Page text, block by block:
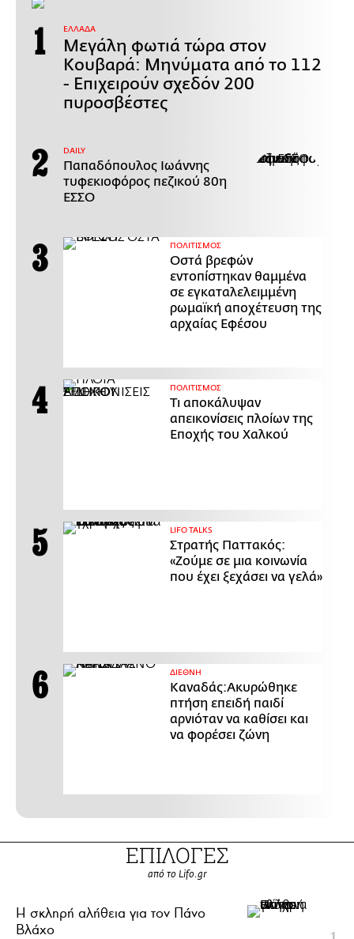
ΕΛΛΑΔΑ
Μεγάλη φωτιά τώρα στον
Κουβαρά: Μηνύματα από το 112
- Επιχειρούν σχεδόν 200
πυροσβέστες
DAILY
Παπαδόπουλος Ιωάννης
τυφεκιοφόρος πεζικού 80η
ΕΣΣΟ
ΠΟΛΙΤΙΣΜΟΣ
Οστά βρεφών
εντοπίστηκαν θαμμένα
σε εγκαταλελειμμένη
ρωμαϊκή αποχέτευση της
αρχαίας Εφέσου
ΠΟΛΙΤΙΣΜΟΣ
Τι αποκάλυψαν
απεικονίσεις πλοίων της
Εποχής του Χαλκού
LIFO TALKS
Στρατής Παττακός:
«Ζούμε σε μια κοινωνία
που έχει ξεχάσει να γελά»
ΔΙΕΘΝΗ
Καναδάς:Ακυρώθηκε
πτήση επειδή παιδί
αρνιόταν να καθίσει και
να φορέσει ζώνη
ΕΠΙΛΟΓΕΣ
από το Lifo.gr
H σκληρή αλήθεια για τον Πάνο
Βλάχο